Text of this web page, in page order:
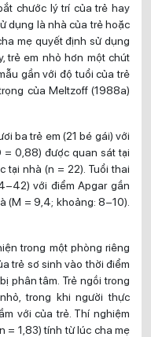
chước lý trí của trẻ hay
dụng là nhà của trẻ hoặc
mẹ quyết định sử dụng
trẻ em nhỏ hơn một chút
gần với độ tuổi của trẻ
của Meltzoff (1988a)
ba trẻ em (21 bé gái) với
= 0,88) được quan sát tại
tại nhà (n = 22). Tuổi thai
với điểm Apgar gần
(M = 9,4; khoảng: 8–10).
trong một phòng riêng
trẻ sơ sinh vào thời điểm
phân tâm. Trẻ ngồi trong
trong khi người thực
với của trẻ. Thí nghiệm
= 1,83) tính từ lúc cha mẹ